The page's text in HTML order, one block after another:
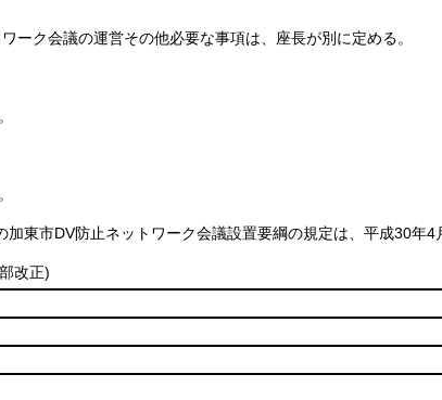
ーク会議の運営その他必要な事項は、座長が別に定める。
東市DV防止ネットワーク会議設置要綱の規定は、平成30年4
改正)